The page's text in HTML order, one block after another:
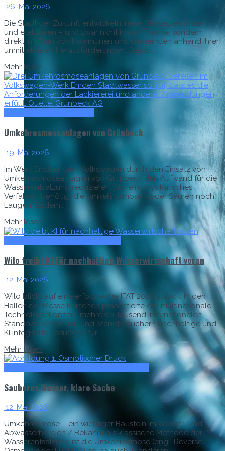
26. Mai 2026
Die Stadt der Zukunft entwickeln, neue Strategien finden
und etablieren – und zwar nicht in der Theorie, sondern
direkt inmitten von Kommunen und Gemeinden anhand ihrer
unmittelbaren Herausforderungen. Das ist...
Mehr lesen
Umkehrosmoseanlagen von Grünbeck
19. Mai 2026
Im Werk Emden kann Volkswagen durch den Einsatz von
Umkehrosmoseanlagen von Grünbeck den Aufwand für die
Wasserentsalzung reduzieren. Als rein physikalisches
Verfahren benötigt die Umkehrosmose weder Säuren noch
Laugen. Zudem...
Mehr lesen
Wilo treibt KI für nachhaltige Wasserwirtschaft voran
12. Mai 2026
Wilo blickt auf eine erfolgreiche IFAT 2026 zurück. In den
Hallen der Messe München präsentierte der multinationale
Technologiekonzern mehreren Tausend internationalen
Standbesucherinnen und Standbesuchern nachhaltige und
KI integrierte Lösungen für...
Mehr lesen
Sauberes Wasser, klare Sache
12. Mai 2026
Umkehrosmose – ein wichtiger Baustein im Wasser- und
Abwasserbereich / Bekannt als klassische Methode der
Wasserentsalzung ist die Umkehrosmose (engl. Reverse